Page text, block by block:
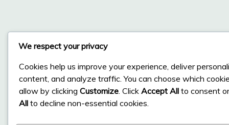
We respect your privacy
Cookies help us improve your experience, deliver
content, and analyze traffic. You can choose which
allow by clicking Customize . Click Accept All to consent
All to decline non-essential cookies.